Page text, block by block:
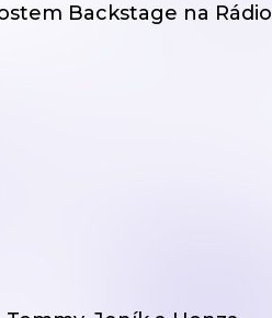
Backstage na Rádio